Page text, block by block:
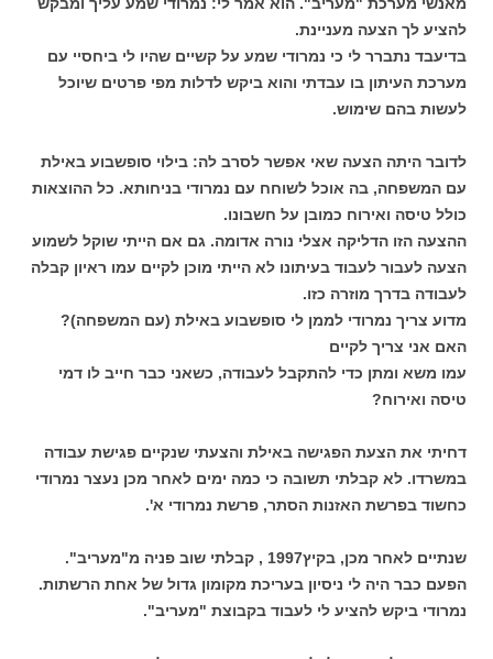
להציע לך הצעה מעניינת.
בדיעבד נתברר לי כי נמרודי שמע על קשיים שהיו לי ביחסיי עם
מערכת העיתון בו עבדתי והוא ביקש לדלות מפי פרטים שיוכל
לעשות בהם שימוש.
לדובר היתה הצעה שאי אפשר לסרב לה: בילוי סופשבוע באילת
עם המשפחה, בה אוכל לשוחח עם נמרודי בניחותא. כל ההוצאות
כולל טיסה ואירוח כמובן על חשבונו.
ההצעה הזו הדליקה אצלי נורה אדומה. גם אם הייתי שוקל לשמוע
הצעה לעבור לעבוד בעיתונו לא הייתי מוכן לקיים עמו ראיון קבלה
לעבודה בדרך מוזרה כזו.
מדוע צריך נמרודי לממן לי סופשבוע באילת (עם המשפחה)?
האם אני צריך לקיים
עמו משא ומתן כדי להתקבל לעבודה, כשאני כבר חייב לו דמי
טיסה ואירוח?
דחיתי את הצעת הפגישה באילת והצעתי שנקיים פגישת עבודה
במשרדו. לא קבלתי תשובה כי כמה ימים לאחר מכן נעצר נמרודי
כחשוד בפרשת האזנות הסתר, פרשת נמרודי א'.
שנתיים לאחר מכן, בקיץ1997 , קבלתי שוב פניה מ"מעריב".
הפעם כבר היה לי ניסיון בעריכת מקומון גדול של אחת הרשתות.
נמרודי ביקש להציע לי לעבוד בקבוצת "מעריב".